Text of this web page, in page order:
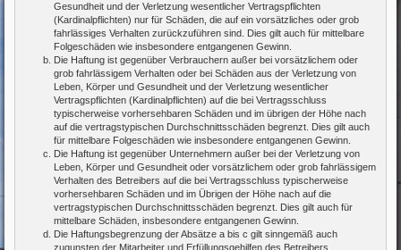
Gesundheit und der Verletzung wesentlicher Vertragspflichten
(Kardinalpflichten) nur für Schäden, die auf ein vorsätzliches oder grob
fahrlässiges Verhalten zurückzuführen sind. Dies gilt auch für mittelbare
Folgeschäden wie insbesondere entgangenen Gewinn.
Die Haftung ist gegenüber Verbrauchern außer bei vorsätzlichem oder
grob fahrlässigem Verhalten oder bei Schäden aus der Verletzung von
Leben, Körper und Gesundheit und der Verletzung wesentlicher
Vertragspflichten (Kardinalpflichten) auf die bei Vertragsschluss
typischerweise vorhersehbaren Schäden und im übrigen der Höhe nach
auf die vertragstypischen Durchschnittsschäden begrenzt. Dies gilt auch
für mittelbare Folgeschäden wie insbesondere entgangenen Gewinn.
Die Haftung ist gegenüber Unternehmern außer bei der Verletzung von
Leben, Körper und Gesundheit oder vorsätzlichem oder grob fahrlässigem
Verhalten des Betreibers auf die bei Vertragsschluss typischerweise
vorhersehbaren Schäden und im Übrigen der Höhe nach auf die
vertragstypischen Durchschnittsschäden begrenzt. Dies gilt auch für
mittelbare Schäden, insbesondere entgangenen Gewinn.
Die Haftungsbegrenzung der Absätze a bis c gilt sinngemäß auch
zugunsten der Mitarbeiter und Erfüllungsgehilfen des Betreibers.